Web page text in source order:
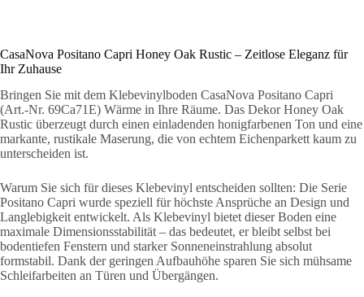
CasaNova Positano Capri Honey Oak Rustic – Zeitlose Eleganz für
Ihr Zuhause
Bringen Sie mit dem Klebevinylboden CasaNova Positano Capri
(Art.-Nr. 69Ca71E) Wärme in Ihre Räume. Das Dekor Honey Oak
Rustic überzeugt durch einen einladenden honigfarbenen Ton und eine
markante, rustikale Maserung, die von echtem Eichenparkett kaum zu
unterscheiden ist.
Warum Sie sich für dieses Klebevinyl entscheiden sollten: Die Serie
Positano Capri wurde speziell für höchste Ansprüche an Design und
Langlebigkeit entwickelt. Als Klebevinyl bietet dieser Boden eine
maximale Dimensionsstabilität – das bedeutet, er bleibt selbst bei
bodentiefen Fenstern und starker Sonneneinstrahlung absolut
formstabil. Dank der geringen Aufbauhöhe sparen Sie sich mühsame
Schleifarbeiten an Türen und Übergängen.